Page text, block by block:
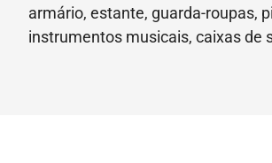
armário, estante, guarda-roupas,
instrumentos musicais, caixas de